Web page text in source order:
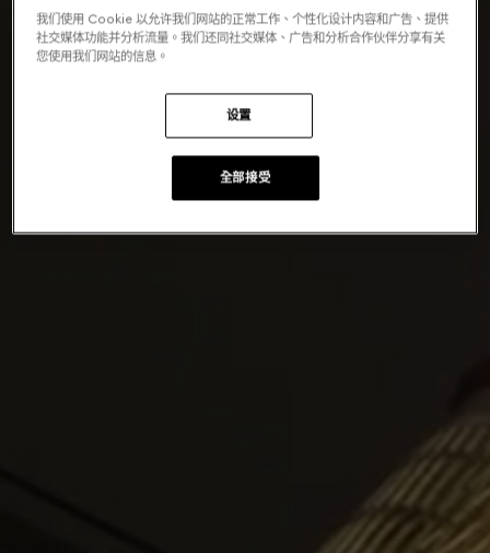
我们使用 Cookie 以允许我们网站的正常工作、个性化设计内容和广告、提供
社交媒体功能并分析流量。我们还同社交媒体、广告和分析合作伙伴分享有关
您使用我们网站的信息。
设置
全部接受